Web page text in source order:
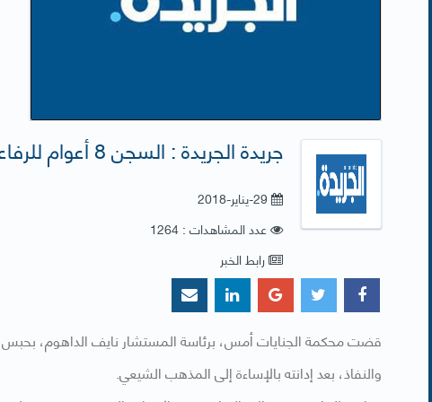
جريدة الجريدة : السجن 8 أعوام للرفاعي لإساءته للشيعة
29-يناير-2018
عدد المشاهدات : 1264
رابط الخبر
والنفاذ، بعد إدانته بالإساءة إلى المذهب الشيعي.